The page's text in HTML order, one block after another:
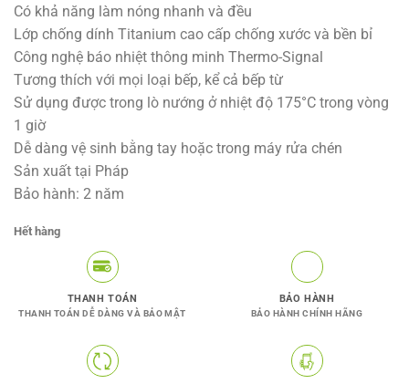
là:
1.369.000VNĐ.
là:
990.000VNĐ.
Có khả năng làm nóng nhanh và đều
Lớp chống dính Titanium cao cấp chống xước và bền bỉ
Công nghệ báo nhiệt thông minh Thermo-Signal
Tương thích với mọi loại bếp, kể cả bếp từ
Sử dụng được trong lò nướng ở nhiệt độ 175°C trong vòng
1 giờ
Dễ dàng vệ sinh bằng tay hoặc trong máy rửa chén
Sản xuất tại Pháp
Bảo hành: 2 năm
Hết hàng
THANH TOÁN
THANH TOÁN DỄ DÀNG VÀ BẢO MẬT
BẢO HÀNH
BẢO HÀNH CHÍNH HÃNG